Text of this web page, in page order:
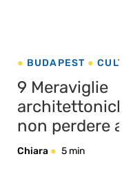
BUDAPEST
9 Meraviglie
non perdere a
Budapest
Chiara 5 min